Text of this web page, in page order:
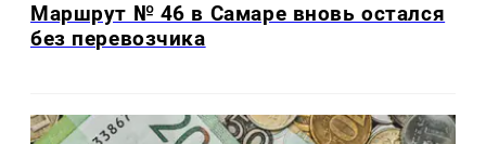
Маршрут № 46 в Самаре вновь остался
без перевозчика